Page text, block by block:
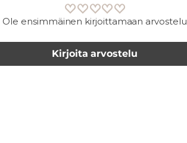
Ole ensimmäinen kirjoittamaan arvostelu
Kirjoita arvostelu